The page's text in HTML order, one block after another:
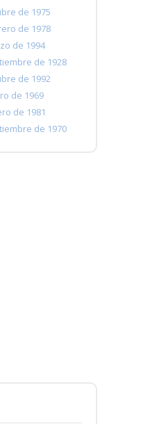
de 1975
de 1978
de 1994
de 1928
de 1992
de 1969
de 1981
de 1970